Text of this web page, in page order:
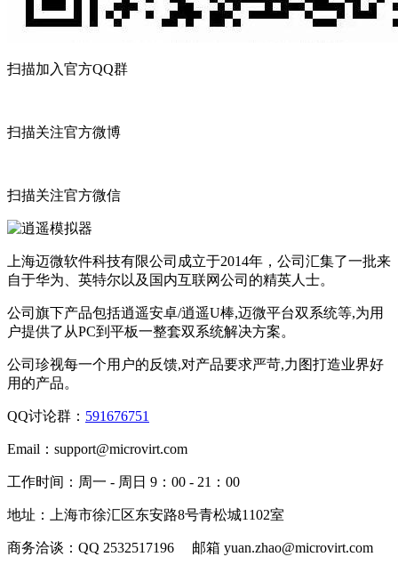
扫描加入官方QQ群
扫描关注官方微博
扫描关注官方微信
上海迈微软件科技有限公司成立于2014年，公司汇集了一批来
自于华为、英特尔以及国内互联网公司的精英人士。
公司旗下产品包括逍遥安卓/逍遥U棒,迈微平台双系统等,为用
户提供了从PC到平板一整套双系统解决方案。
公司珍视每一个用户的反馈,对产品要求严苛,力图打造业界好
用的产品。
QQ讨论群： 591676751
Email： support@microvirt.com
工作时间： 周一 - 周日 9：00 - 21：00
地址： 上海市徐汇区东安路8号青松城1102室
商务洽谈： QQ 2532517196 邮箱 yuan.zhao@microvirt.com